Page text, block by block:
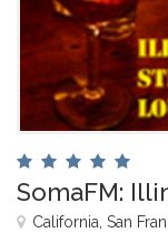
SomaFM:
California, San